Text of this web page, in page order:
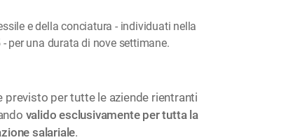
e della conciatura - individuati nella
per una durata di nove settimane.
per tutte le aziende rientranti
valido esclusivamente per tutta la
salariale.